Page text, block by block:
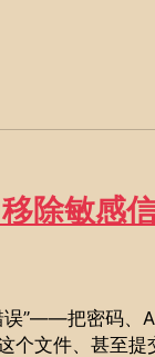
除敏感
”——把密码、
个文件、甚至